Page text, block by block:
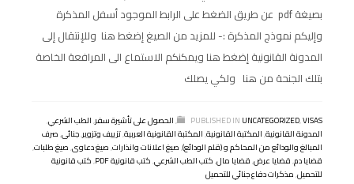
بصيغة pdf عن طريق الضغط على الرابط الموجود أسفل المذكرة
وإليكم نموذج المذكرة :- للمزيد من الصيغ إضغط هنا وللإنتقال إلى
المدونة القانونية إضغط هنا ويمكنكم الاستماع الى المرافعة الخاصة
بتلك الجنحة من هنا ولكي يصلك
PUBLISHED IN UNCATEGORIZED,VISAS
,الحصول على تأشيرة سفر,الطب الشرعي,
المدونة القانونية,المكتبة القانونية,المكتبة القانونية العربية,تزييف وتزوير,جنائى,صرف
المبالغ والودائع من المحاكم و (قلم الودائع),صيغ اعلانات وانذارات,صيغ دعاوى,صيغ طلبات,
قضايا دم,قضايا عرض,قضايا مال,كتب الطب الشرعي,كتب قانونية PDF ,كتب قانونية
للتحميل,مذكرات دفاع جنائي للتحميل